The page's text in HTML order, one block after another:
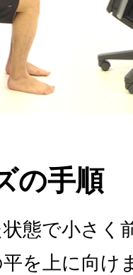
の手順
態で小さく
を上に向け